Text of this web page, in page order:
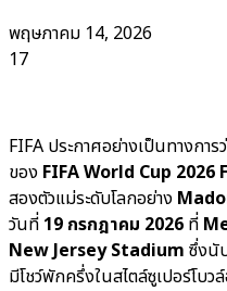
พฤษภาคม 14, 2026
17
FIFA ประกาศอย่างเป็นทางการ
ของ FIFA World Cup
สองตัวแม่ระดับโลกอย่าง
วันที่ 19 กรกฎาคม 2026 ที่
New Jersey Stadium ซึ่งนั
มีโชว์พักครึ่งในสไตล์ซูเปอร์โบว